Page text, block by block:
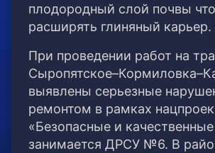
плодородный слой почвы
расширять глиняный карьер.
При проведении работ на
выявлены серьезные
ремонтом в рамках
«Безопасные и
занимается ДРСУ №6. В